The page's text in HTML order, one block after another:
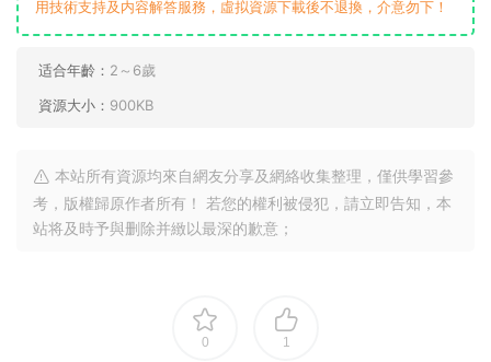
用技術支持及内容解答服務，虛拟資源下載後不退換，介意勿下！
适合年齡： 2～6歲
資源大小： 900KB
本站所有資源均來自網友分享及網絡收集整理，僅供學習參
考，版權歸原作者所有！ 若您的權利被侵犯，請立即告知，本
站将及時予與删除并緻以最深的歉意；
0 1